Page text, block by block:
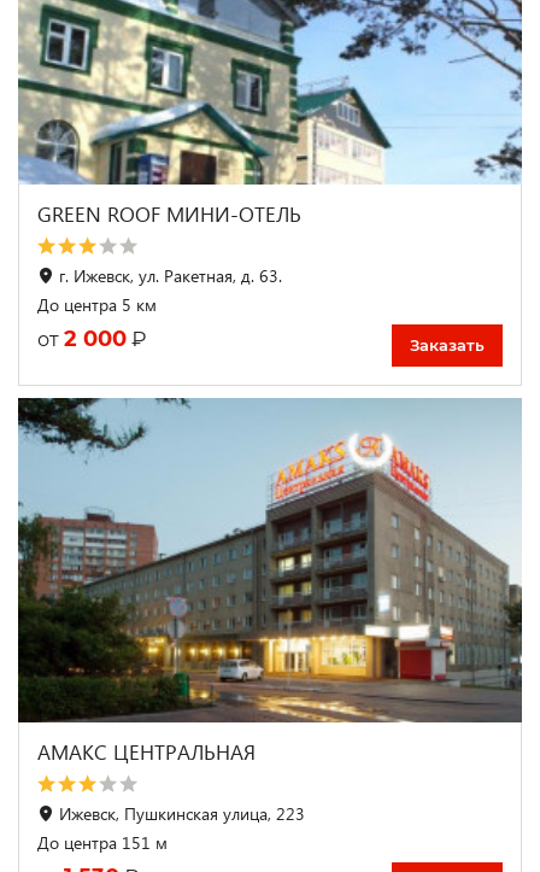
GREEN ROOF МИНИ-ОТЕЛЬ
г. Ижевск, ул. Ракетная, д. 63.
До центра 5 км
от 2 000 ₽ Заказать
АМАКС ЦЕНТРАЛЬНАЯ
Ижевск, Пушкинская улица, 223
До центра 151 м